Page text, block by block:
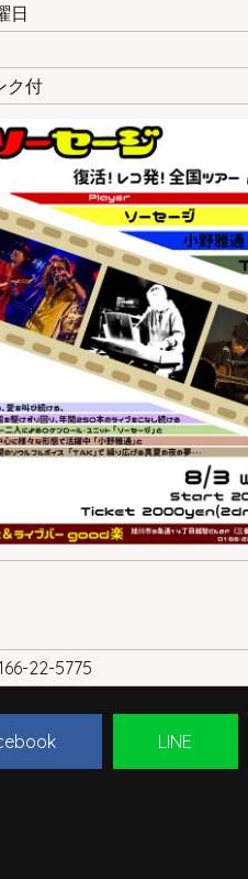
日
ク付
22-5775
LINE